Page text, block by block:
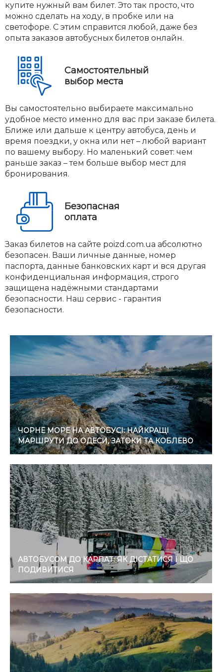
купите нужный вам билет. Это так просто, что
можно сделать на ходу, в пробке или на
светофоре. С этим справится любой, даже без
опыта заказов автобусных билетов онлайн.
Самостоятельный
выбор места
Вы самостоятельно выбираете максимально
удобное место именно для вас при заказе билета.
Ближе или дальше к центру автобуса, день и
время поездки, у окна или нет – любой вариант
по вашему выбору. Но маленький совет: чем
раньше заказ – тем больше выбор мест для
бронирования.
Безопасная
оплата
Заказ билетов на сайте poizd.com.ua абсолютно
безопасен. Ваши личные данные, номер
паспорта, данные банковских карт и вся другая
конфиденциальная информация, строго
защищена надёжными стандартами
безопасности. Наш сервис - гарантия
безопасности.
ЧОРНЕ МОРЕ НА АВТОБУСІ: НАЙКРАЩІ
МАРШРУТИ ДО ОДЕСИ, ЗАТОКИ ТА КОБЛЕВО
АВТОБУСОМ ДО КАРПАТ: ЯК ДІСТАТИСЯ І ЩО
ПОДИВИТИСЯ